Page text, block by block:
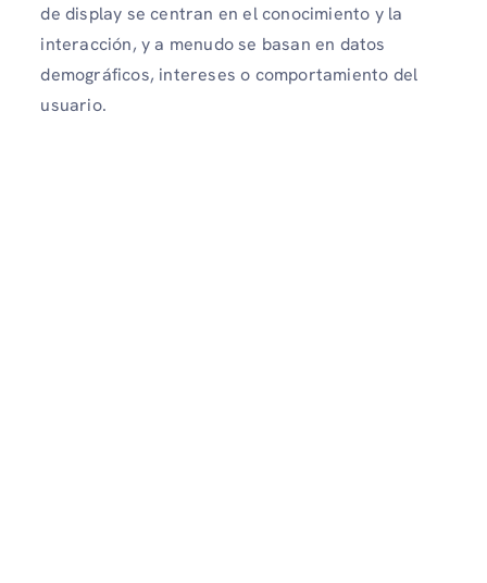
de display se centran en el conocimiento y la
interacción, y a menudo se basan en datos
demográficos, intereses o comportamiento del
usuario.